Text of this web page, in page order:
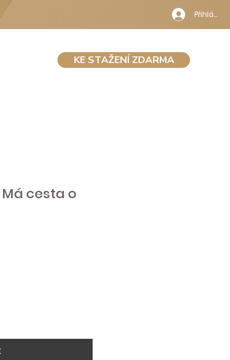
Přihlásit
KE STAŽENÍ ZDARMA
Má cesta o